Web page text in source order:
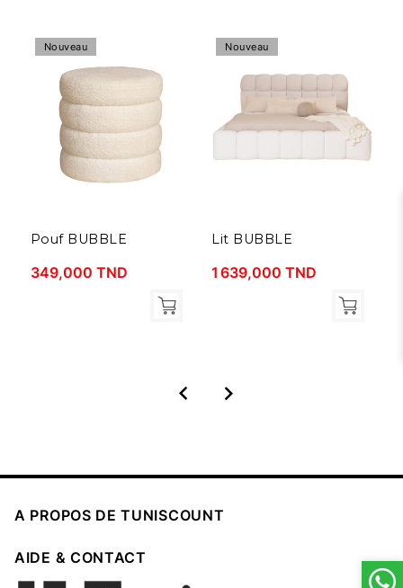
Nouveau
Pouf BUBBLE
349,000 TND
Nouveau
Lit BUBBLE
1 639,000 TND
 
A PROPOS DE TUNISCOUNT
AIDE & CONTACT 